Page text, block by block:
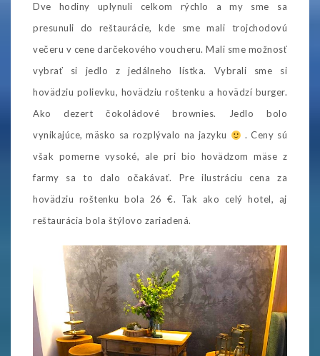
Dve hodiny uplynuli celkom rýchlo a my sme sa
presunuli do reštaurácie, kde sme mali trojchodovú
večeru v cene darčekového voucheru. Mali sme možnosť
vybrať si jedlo z jedálneho lístka. Vybrali sme si
hovädziu polievku, hovädziu roštenku a hovädzí burger.
Ako dezert čokoládové brownies. Jedlo bolo
vynikajúce, mäsko sa rozplývalo na jazyku
. Ceny sú
však pomerne vysoké, ale pri bio hovädzom mäse z
farmy sa to dalo očakávať. Pre ilustráciu cena za
hovädziu roštenku bola 26 €. Tak ako celý hotel, aj
reštaurácia bola štýlovo zariadená.